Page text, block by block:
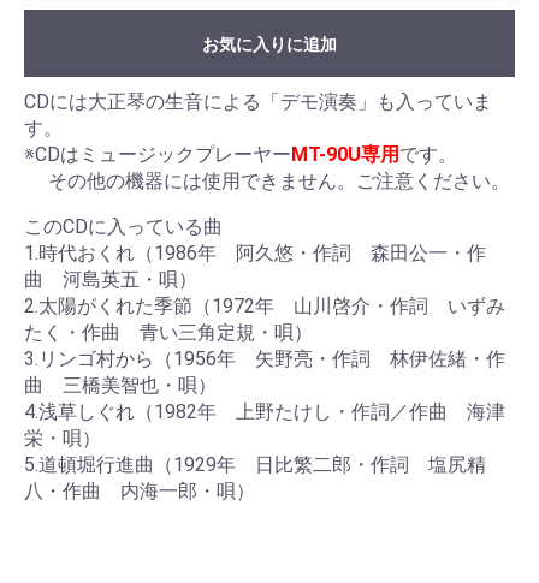
お気に入りに追加
CDには大正琴の生音による「デモ演奏」も入っていま
す。
※CDはミュージックプレーヤーMT-90U専用 です。
その他の機器には使用できません。ご注意ください。
このCDに入っている曲
1.時代おくれ（1986年 阿久悠・作詞 森田公一・作
曲 河島英五・唄）
2.太陽がくれた季節（1972年 山川啓介・作詞 いずみ
たく・作曲 青い三角定規・唄）
3.リンゴ村から（1956年 矢野亮・作詞 林伊佐緒・作
曲 三橋美智也・唄）
4.浅草しぐれ（1982年 上野たけし・作詞／作曲 海津
栄・唄）
5.道頓堀行進曲（1929年 日比繁二郎・作詞 塩尻精
八・作曲 内海一郎・唄）